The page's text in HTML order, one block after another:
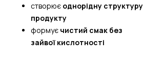
створює однорідну структуру
продукту
формує чистий смак без
зайвої кислотності